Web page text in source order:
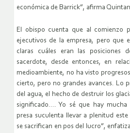
económica de Barrick”, afirma
El obispo cuenta que al comienzo
ejecutivos de la empresa, pero que
claras cuáles eran las posiciones
sacerdote, desde entonces, en
medioambiente, no ha visto
cierto, pero no grandes avances. Lo
del agua, el hecho de destruir los
significado…. Yo sé que hay
presa suculenta llevar a plenitud
se sacrifican en pos del lucro”,